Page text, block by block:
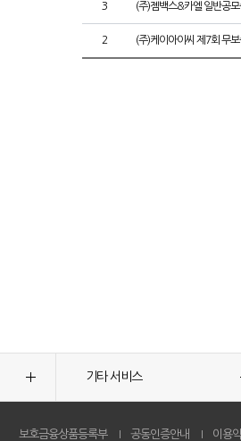
3 (주)젬백스&카엘 일반공
2 (주)케이아이씨 제7회 무
기타 서비스
보호금융상품등록부 공동인증안내 이용